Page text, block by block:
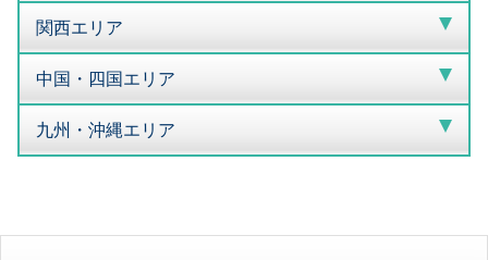
関西エリア
中国・四国エリア
九州・沖縄エリア